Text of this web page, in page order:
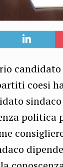
coesi
politica